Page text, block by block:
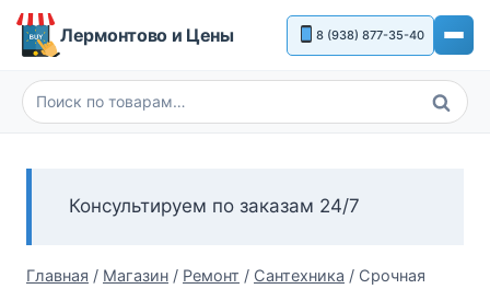
Перейти
Лермонтово и Цены 8 (938) 877-35-40
Искать:
Поиск
Консультируем по заказам 24/7
Главная / Магазин / Ремонт / Сантехника / Срочная